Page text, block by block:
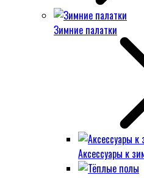
Зимние палатки
Аксессуары к